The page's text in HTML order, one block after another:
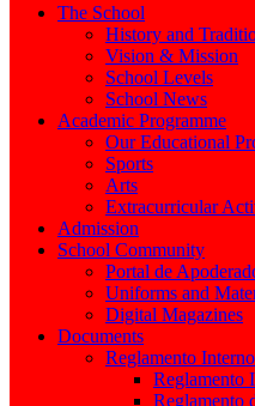
The School
History and
Vision & Mission
School Levels
School News
Academic Programme
Our Educational
Sports
Arts
Extracurricular
Admission
School Community
Portal de
Uniforms and
Digital Magazines
Documents
Reglamento Interno
Reglamento
Reglamento